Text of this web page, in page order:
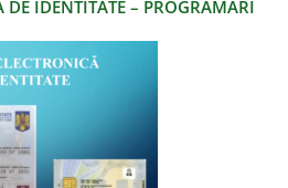
DE IDENTITATE – PROGRAMARI